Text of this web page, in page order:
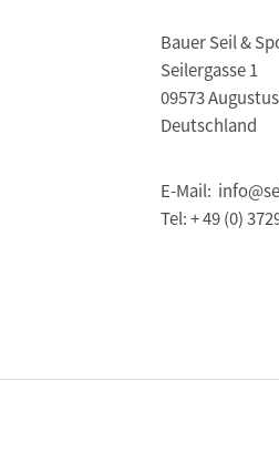
Bauer Seil &
Seilergasse 1
09573
Deutschland
E-Mail:
Tel: + 49 (0)